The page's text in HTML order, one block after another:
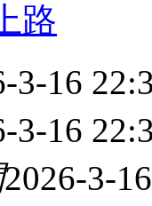
路
3-16
3-16
2026-3-